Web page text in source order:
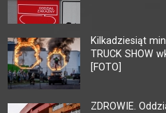
Kilkadziesiąt
TRUCK SHOW
[FOTO]
ZDROWIE.